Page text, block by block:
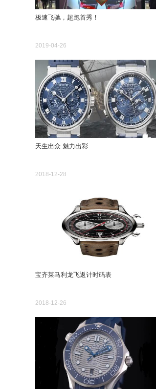
极速飞驰，超跑首秀！
2019-04-26
天生出众 魅力出彩
2018-12-28
宝齐莱马利龙飞返计时码表
2018-12-26